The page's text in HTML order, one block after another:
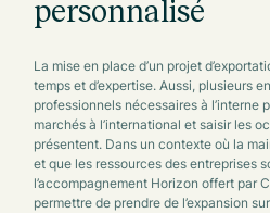
personnalisé
La mise en place d’un projet
temps et d’expertise. Aussi, plusieurs
professionnels nécessaires à l’interne
marchés à l’international et saisir les
présentent. Dans un contexte où la
et que les ressources des entreprises
l’accompagnement Horizon offert par
permettre de prendre de l’expansion